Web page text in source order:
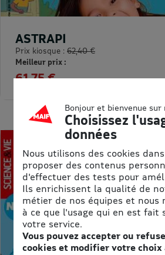
ASTRAPI
Prix kiosque : 62,40 €
Meilleur prix :
61,75 €
Bonjour et bienvenue
Choisissez
données
Nous utilisons des cookies
proposer des contenus
d'effectuer des tests pour
Ils enrichissent la qualité de
métier de nos équipes et nous
à ce que l'usage qui en est fait
votre service.
Vous pouvez accepter ou
cookies et modifier votre choix